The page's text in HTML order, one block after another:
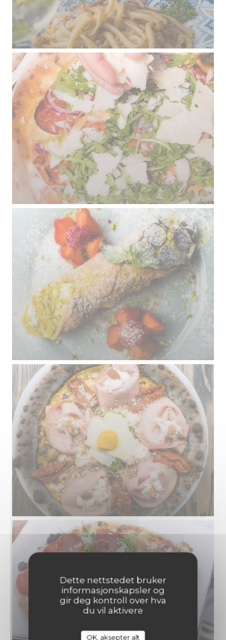
Dette nettstedet bruker
informasjonskapsler og
gir deg kontroll over hva
du vil aktivere
OK, aksepter alt